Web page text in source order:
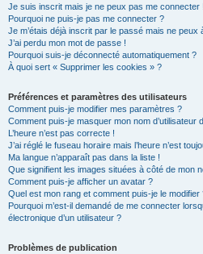
Je suis inscrit mais je ne peux pas me connecter !
Pourquoi ne puis-je pas me connecter ?
Je m’étais déjà inscrit par le passé mais ne
J’ai perdu mon mot de passe !
Pourquoi suis-je déconnecté automatiquement ?
À quoi sert « Supprimer les cookies » ?
Préférences et paramètres des utilisateurs
Comment puis-je modifier mes paramètres ?
Comment puis-je masquer mon nom d’utilisateur
L’heure n’est pas correcte !
J’ai réglé le fuseau horaire mais l’heure n’est
Ma langue n’apparaît pas dans la liste !
Que signifient les images situées à côté de mon
Comment puis-je afficher un avatar ?
Quel est mon rang et comment puis-je le modifier
Pourquoi m’est-il demandé de me connecter
électronique d’un utilisateur ?
Problèmes de publication